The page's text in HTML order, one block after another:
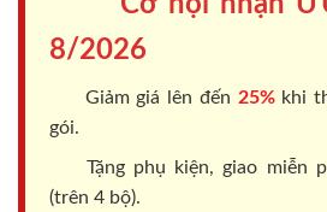
8/2026
Giảm giá lên đến 25%khi
gói.
Tặng phụ kiện, giao miễn
(trên 4 bộ).